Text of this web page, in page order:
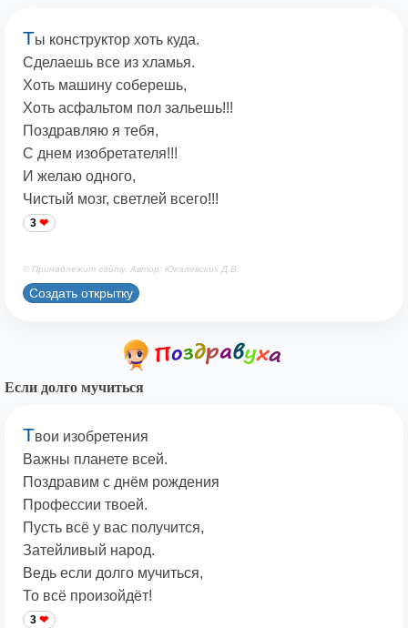
Ты конструктор хоть куда.
Сделаешь все из хламья.
Хоть машину соберешь,
Хоть асфальтом пол зальешь!!!
Поздравляю я тебя,
С днем изобретателя!!!
И желаю одного,
Чистый мозг, светлей всего!!!
3
© Принадлежит сайту. Автор: Юкалевских Д.В.
Создать открытку
Если долго мучиться
Твои изобретения
Важны планете всей.
Поздравим с днём рождения
Профессии твоей.
Пусть всё у вас получится,
Затейливый народ.
Ведь если долго мучиться,
То всё произойдёт!
3